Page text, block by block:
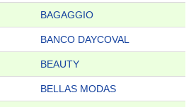
BAGAGGIO
BANCO DAYCOVAL
BEAUTY
BELLAS MODAS